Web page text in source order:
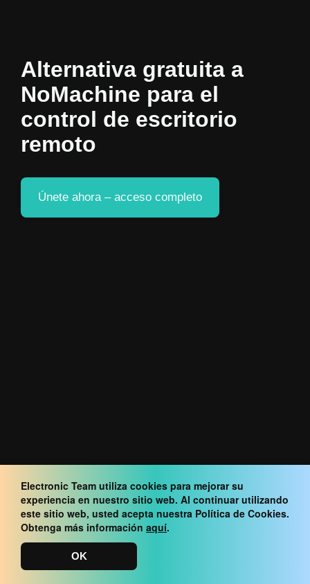
Electronic Team utiliza cookies para mejorar su
experiencia en nuestro sitio web. Al continuar utilizando
este sitio web, usted acepta nuestra Política de Cookies.
Obtenga más información aquí.
OK
Alternativa gratuita a
NoMachine para el
control de escritorio
remoto
Únete ahora – acceso completo
Alternativa gratuita a NoMachine
Producto
Compare HelpWire con